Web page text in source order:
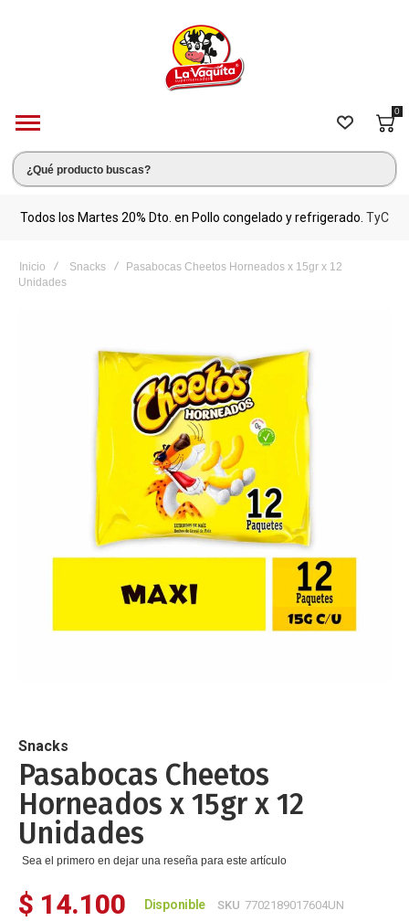
0
Todos los Martes 20% Dto. en Pollo congelado y refrigerado. TyC
Inicio Snacks
Pasabocas Cheetos Horneados x 15gr x 12
Unidades
de
la
galería
de
imágenes
Snacks
Pasabocas Cheetos
Horneados x 15gr x 12
Unidades
Sea el primero en dejar una reseña para este artículo
$ 14.100 Disponible SKU 7702189017604UN